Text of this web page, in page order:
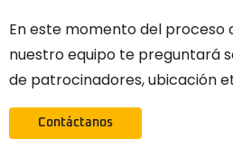
En este momento del proceso
nuestro equipo te preguntará
de patrocinadores, ubicación
Contáctanos